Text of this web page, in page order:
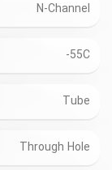
N-Channel
-55C
Tube
Through Hole